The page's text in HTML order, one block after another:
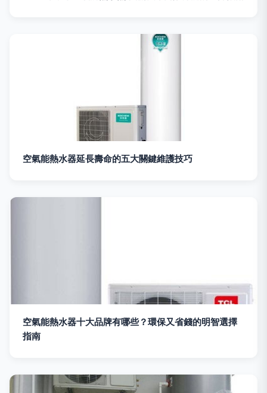
空氣能熱水器延長壽命的五大關鍵維護技巧
空氣能熱水器十大品牌有哪些？環保又省錢的明智選擇
指南